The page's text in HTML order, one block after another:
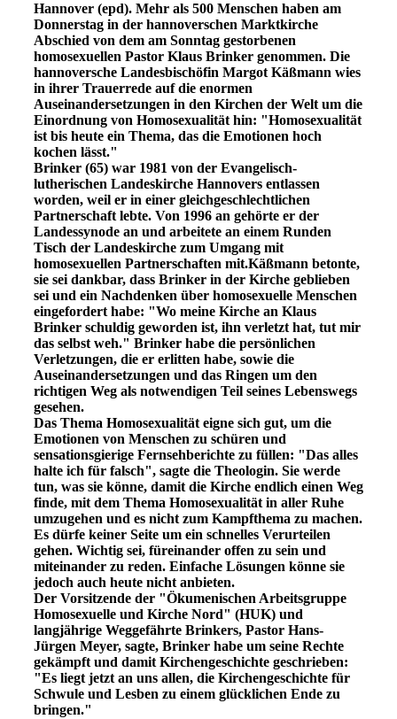
Hannover (epd). Mehr als 500 Menschen haben am
Donnerstag in der hannoverschen Marktkirche
Abschied von dem am Sonntag gestorbenen
homosexuellen Pastor Klaus Brinker genommen. Die
hannoversche Landesbischöfin Margot Käßmann wies
in ihrer Trauerrede auf die enormen
Auseinandersetzungen in den Kirchen der Welt um die
Einordnung von Homosexualität hin: "Homosexualität
ist bis heute ein Thema, das die Emotionen hoch
kochen lässt."
Brinker (65) war 1981 von der Evangelisch-
lutherischen Landeskirche Hannovers entlassen
worden, weil er in einer gleichgeschlechtlichen
Partnerschaft lebte. Von 1996 an gehörte er der
Landessynode an und arbeitete an einem Runden
Tisch der Landeskirche zum Umgang mit
homosexuellen Partnerschaften mit.Käßmann betonte,
sie sei dankbar, dass Brinker in der Kirche geblieben
sei und ein Nachdenken über homosexuelle Menschen
eingefordert habe: "Wo meine Kirche an Klaus
Brinker schuldig geworden ist, ihn verletzt hat, tut mir
das selbst weh." Brinker habe die persönlichen
Verletzungen, die er erlitten habe, sowie die
Auseinandersetzungen und das Ringen um den
richtigen Weg als notwendigen Teil seines Lebenswegs
gesehen.
Das Thema Homosexualität eigne sich gut, um die
Emotionen von Menschen zu schüren und
sensationsgierige Fernsehberichte zu füllen: "Das alles
halte ich für falsch", sagte die Theologin. Sie werde
tun, was sie könne, damit die Kirche endlich einen Weg
finde, mit dem Thema Homosexualität in aller Ruhe
umzugehen und es nicht zum Kampfthema zu machen.
Es dürfe keiner Seite um ein schnelles Verurteilen
gehen. Wichtig sei, füreinander offen zu sein und
miteinander zu reden. Einfache Lösungen könne sie
jedoch auch heute nicht anbieten.
Der Vorsitzende der "Ökumenischen Arbeitsgruppe
Homosexuelle und Kirche Nord" (HUK) und
langjährige Weggefährte Brinkers, Pastor Hans-
Jürgen Meyer, sagte, Brinker habe um seine Rechte
gekämpft und damit Kirchengeschichte geschrieben:
"Es liegt jetzt an uns allen, die Kirchengeschichte für
Schwule und Lesben zu einem glücklichen Ende zu
bringen."